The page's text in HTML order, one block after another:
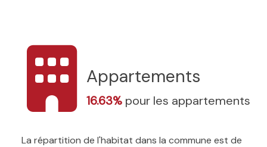
Appartements
16.63% pour les appartements
La répartition de l'habitat dans la commune est de